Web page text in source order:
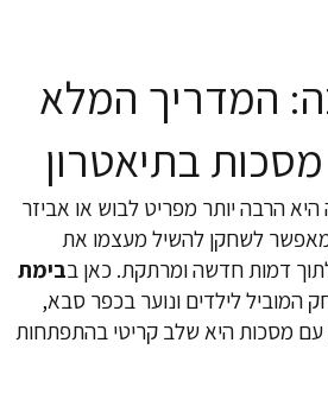
המדריך המלא
בתיאטרון
הרבה יותר מפריט לבוש או אביזר
לשחקן להשיל מעצמו את
לתוך דמות חדשה ומרתקת. כאן בבימת
המוביל לילדים ונוער בכפר סבא,
עם מסכות היא שלב קריטי בהתפתחות